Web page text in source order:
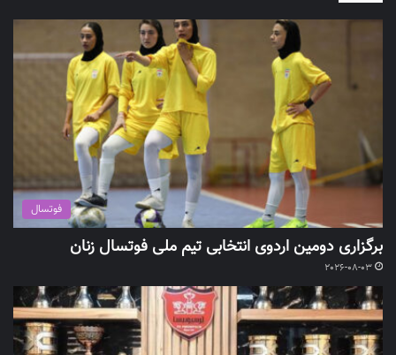
فوتسال
برگزاری دومین اردوی انتخابی تیم ملی فوتسال زنان
2026-08-03